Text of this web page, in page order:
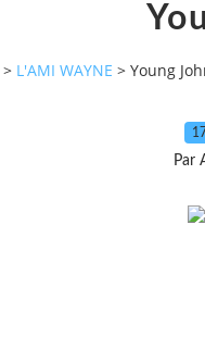
> L'AMI WAYNE > Young
Par